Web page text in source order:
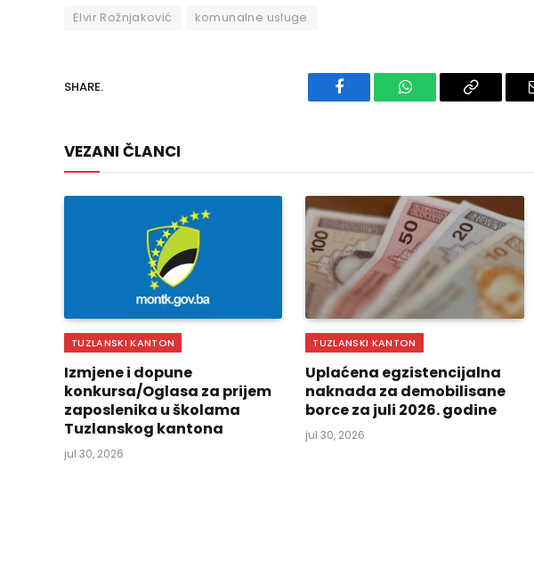
Elvir Rožnjaković komunalne usluge
SHARE.
Facebook WhatsAppCopy
VEZANI ČLANCI
TUZLANSKI KANTON
Izmjene i dopune
konkursa/Oglasa za prijem
zaposlenika u školama
Tuzlanskog kantona
jul 30, 2026
TUZLANSKI KANTON
Uplaćena egzistencijalna
naknada za demobilisane
borce za juli 2026. godine
jul 30, 2026